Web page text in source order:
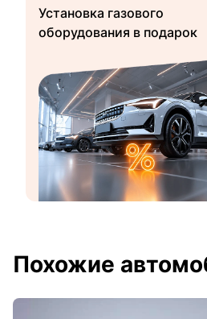
Установка газового
оборудования в подарок
Похожие